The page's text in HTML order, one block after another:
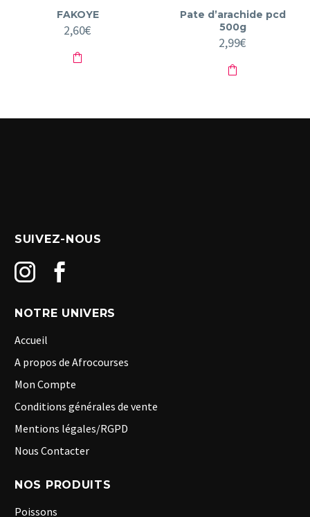
FAKOYE
2,60€
Pate d’arachide pcd
500g
2,99€
SUIVEZ-NOUS
NOTRE UNIVERS
Accueil
A propos de Afrocourses
Mon Compte
Conditions générales de vente
Mentions légales/RGPD
Nous Contacter
NOS PRODUITS
Poissons